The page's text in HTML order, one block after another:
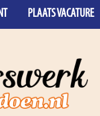
PLAATS VACATURE